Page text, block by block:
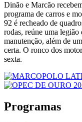
Dinão e Marcão
programa de carros e
92 é recheado de
rodas, reúne uma
manutenção, além de
certa. O ronco dos
sexta.
Programas